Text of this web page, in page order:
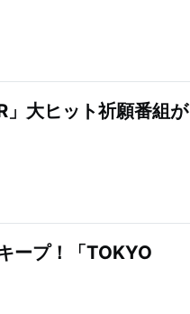
」大ヒット祈願番組が
ープ！「TOKYO